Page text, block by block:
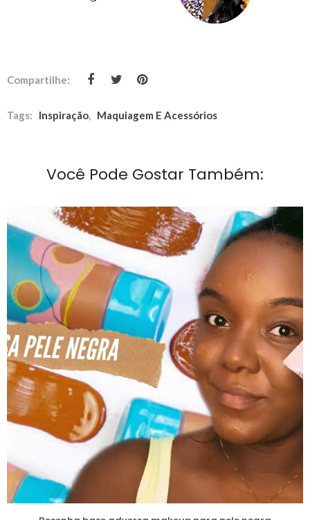
Compartilhe:
Tags: Inspiração, Maquiagem E Acessórios
Você Pode Gostar Também: